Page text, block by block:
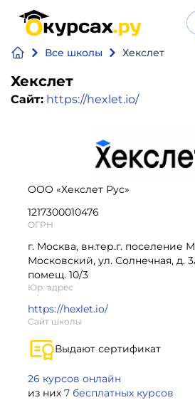
Все школы Хекслет
Хекслет
Сайт: https://hexlet.io/
ООО «Хекслет Рус»
1217300010476
ОГРН
г. Москва, вн.тер.г. поселение
Московский, ул. Солнечная, д.
помещ. 10/3
Юр. адрес
https://hexlet.io/
Сайт школы
Выдают сертификат
26 курсов онлайн
из них 7 бесплатных курсов
Нейросеть
Бизнес
финансы
Дизайн
Аналитика
Видео,
фото,
аудио
Маркетинг
Бесплатно